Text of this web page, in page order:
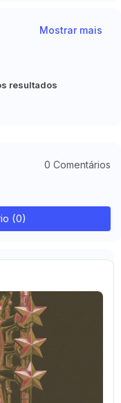
Mostrar mais
resultados
0 Comentários
(0)